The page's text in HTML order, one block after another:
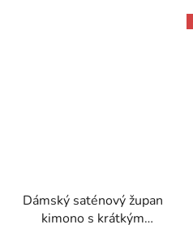
Dámský saténový župan
kimono s krátkým